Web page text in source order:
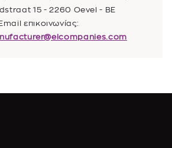
15 - 2260 Oevel - BE
επικοινωνίας: